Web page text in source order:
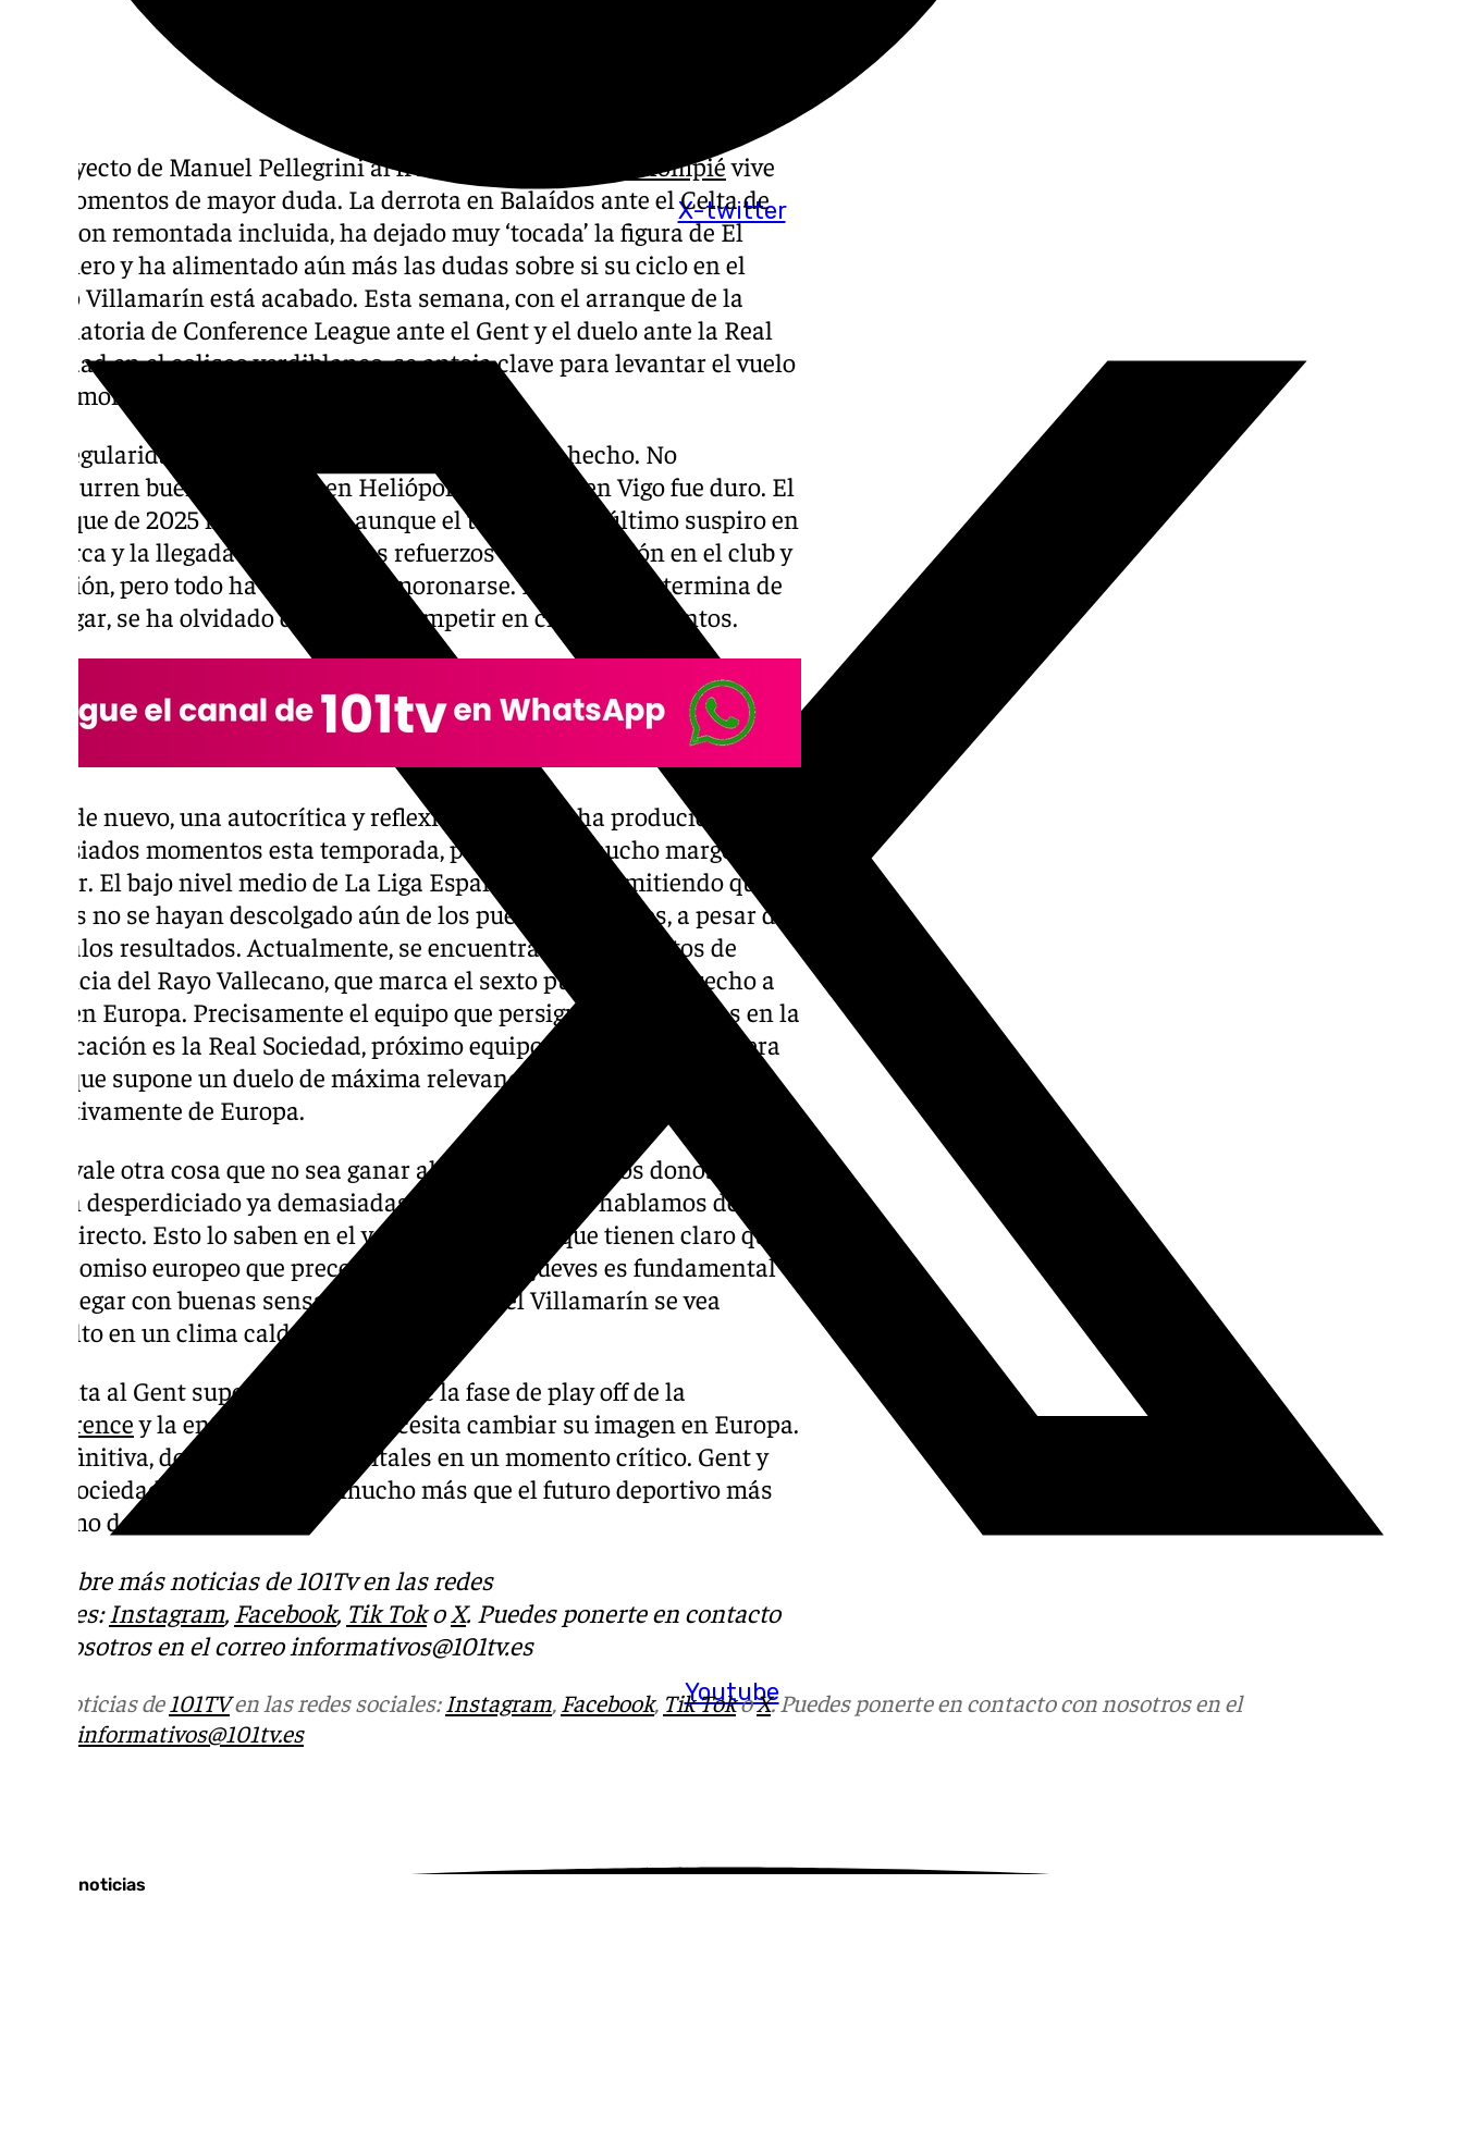
X-twitter
Youtube
El proyecto de Manuel Pellegrini al frente del Real Betis Balompiévive
sus momentos de mayor duda. La derrota en Balaídos ante el Celta de
Vigo, con remontada incluida, ha dejado muy ‘tocada’ la figura de El
Ingeniero y ha alimentado aún más las dudas sobre si su ciclo en el
Benito Villamarín está acabado. Esta semana, con el arranque de la
eliminatoria de Conference League ante el Gent y el duelo ante la Real
Sociedad en el coliseo verdiblanco, se antoja clave para levantar el vuelo
en un momento cumbre.
La irregularidad verdiblanca esta temporada es un hecho. No
transcurren buenos tiempos en Heliópolis y el golpe en Vigo fue duro. El
arranque de 2025 no fue bueno, aunque el triunfo en el último suspiro en
Mallorca y la llegada de los nuevos refuerzos elevó la ilusión en el club y
la afición, pero todo ha vuelto a desmoronarse. El equipo no termina de
despegar, se ha olvidado de ganar y competir en ciertos momentos.
Urge, de nuevo, una autocrítica y reflexión que ya se ha producido en
demasiados momentos esta temporada, pero no hay mucho margen para
el error. El bajo nivel medio de La Liga Española está permitiendo que los
béticos no se hayan descolgado aún de los puestos europeos, a pesar de
los malos resultados. Actualmente, se encuentran a seis puntos de
distancia del Rayo Vallecano, que marca el sexto puesto con derecho a
jugar en Europa. Precisamente el equipo que persigue a los rayistas en la
clasificación es la Real Sociedad, próximo equipo en visitar La Palmera
en lo que supone un duelo de máxima relevancia para no descolgarse
definitivamente de Europa.
No le vale otra cosa que no sea ganar al Real Betis ante los donostierras,
se han desperdiciado ya demasiadas oportunidades y hablamos de un
rival directo. Esto lo saben en el vestuario, al igual que tienen claro que el
compromiso europeo que precede este próximo jueves es fundamental
para llegar con buenas sensaciones y sin que el Villamarín se vea
envuelto en un clima caldeado.
La visita al Gent supone el arranque de la fase de play off de la
Conferencey la entidad también necesita cambiar su imagen en Europa.
En definitiva, dos compromisos vitales en un momento crítico. Gent y
Real Sociedad pueden marcar mucho más que el futuro deportivo más
próximo del club.
Descubre más noticias de 101Tv en las redes
sociales: Instagram, Facebook, Tik Toko X. Puedes ponerte en contacto
con nosotros en el correo informativos@101tv.es
Más noticias de 101TVen las redes sociales: Instagram, Facebook, Tik TokoX. Puedes ponerte en contacto con nosotros en el
informativos@101tv.es
Últimas noticias